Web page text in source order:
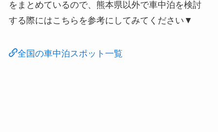
をまとめているので、熊本県以外で車中泊を検討
する際にはこちらを参考にしてみてください▼
全国の車中泊スポット一覧